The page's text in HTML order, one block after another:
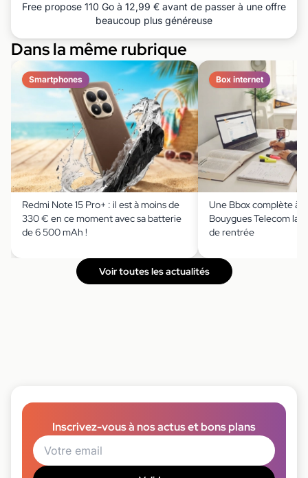
Free propose 110 Go à 12,99 € avant de passer à une offre
beaucoup plus généreuse
Dans la même rubrique
Smartphones
Redmi Note 15 Pro+ : il est à moins de
330 € en ce moment avec sa batterie
de 6 500 mAh !
Box internet
Une Bbox complète à
Bouygues Telecom
de rentrée
Voir toutes les actualités
Inscrivez-vous à nos actus et bons plans